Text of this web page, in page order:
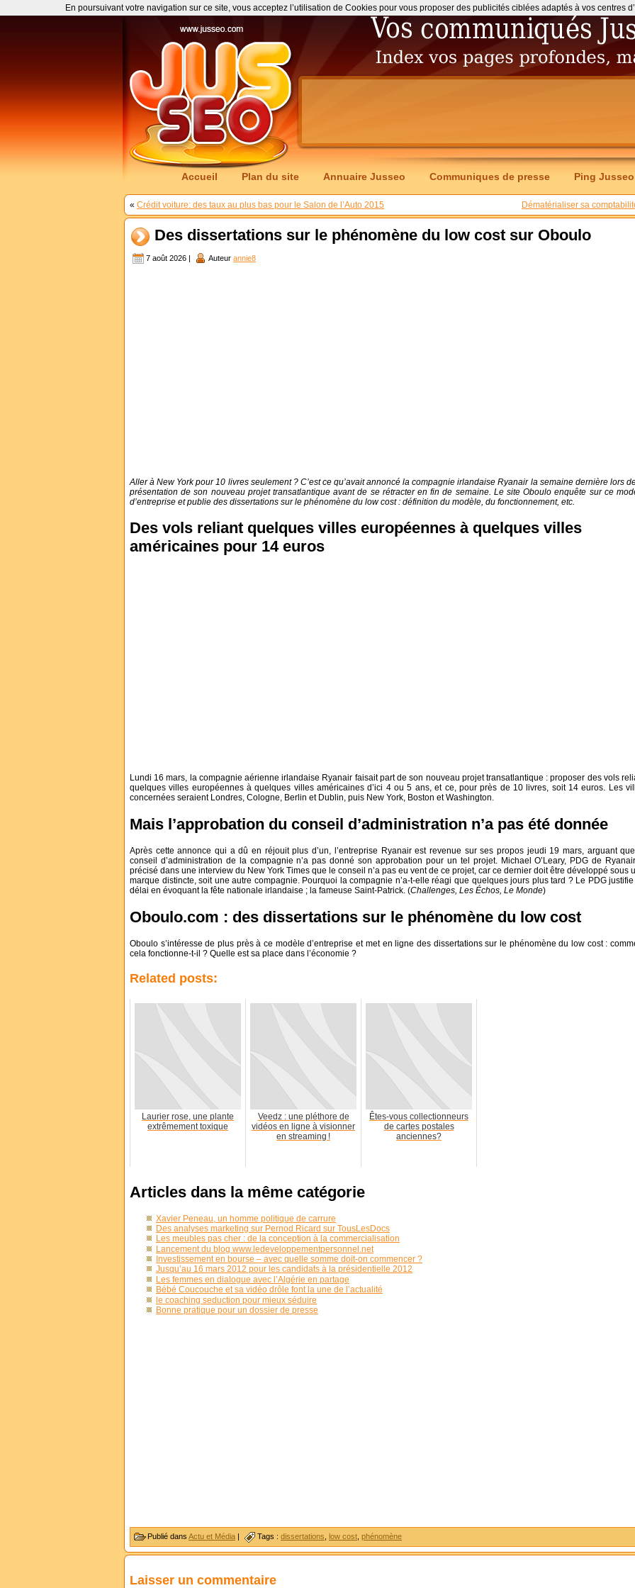
Accueil Plan du site Annuaire Jusseo Communiques de presse Ping Jusseo
« Crédit voiture: des taux au plus bas pour le Salon de l’Auto 2015 Dématérialiser sa
Des dissertations sur le phénomène du low cost sur Oboulo
7 août 2026 | Auteur annie8
Aller à New York pour 10 livres seulement ? C’est ce qu’avait annoncé la compagnie irlandaise Ryanair la semaine dernière lors
présentation de son nouveau projet transatlantique avant de se rétracter en fin de semaine. Le site Oboulo enquête sur ce
d’entreprise et publie des dissertations sur le phénomène du low cost : définition du modèle, du fonctionnement, etc.
Des vols reliant quelques villes européennes à quelques villes
américaines pour 14 euros
Lundi 16 mars, la compagnie aérienne irlandaise Ryanair faisait part de son nouveau projet transatlantique : proposer des vols
quelques villes européennes à quelques villes américaines d’ici 4 ou 5 ans, et ce, pour près de 10 livres, soit 14 euros. Les
concernées seraient Londres, Cologne, Berlin et Dublin, puis New York, Boston et Washington.
Mais l’approbation du conseil d’administration n’a pas été donnée
Après cette annonce qui a dû en réjouit plus d’un, l’entreprise Ryanair est revenue sur ses propos jeudi 19 mars, arguant
conseil d’administration de la compagnie n’a pas donné son approbation pour un tel projet. Michael O’Leary, PDG de
précisé dans une interview du New York Times que le conseil n’a pas eu vent de ce projet, car ce dernier doit être développé sous
marque distincte, soit une autre compagnie. Pourquoi la compagnie n’a-t-elle réagi que quelques jours plus tard ? Le PDG justifie
délai en évoquant la fête nationale irlandaise ; la fameuse Saint-Patrick. (Challenges, Les Échos, Le Monde)
Oboulo.com : des dissertations sur le phénomène du low cost
Oboulo s’intéresse de plus près à ce modèle d’entreprise et met en ligne des dissertations sur le phénomène du low cost :
cela fonctionne-t-il ? Quelle est sa place dans l’économie ?
Related posts:
Laurier rose, une plante
extrêmement toxique
Veedz : une pléthore de
vidéos en ligne à visionner
en streaming !
Êtes-vous collectionneurs
de cartes postales
anciennes?
Articles dans la même catégorie
Xavier Peneau, un homme politique de carrure
Des analyses marketing sur Pernod Ricard sur TousLesDocs
Les meubles pas cher : de la conception à la commercialisation
Lancement du blog www.ledeveloppementpersonnel.net
Investissement en bourse – avec quelle somme doit-on commencer ?
Jusqu’au 16 mars 2012 pour les candidats à la présidentielle 2012
Les femmes en dialogue avec l’Algérie en partage
Bébé Coucouche et sa vidéo drôle font la une de l’actualité
le coaching seduction pour mieux séduire
Bonne pratique pour un dossier de presse
Publié dans Actu et Média | Tags : dissertations low cost phénomène
Laisser un commentaire
En poursuivant votre navigation sur ce site, vous acceptez l’utilisation de Cookies pour vous proposer des publicités ciblées adaptés à vos centres